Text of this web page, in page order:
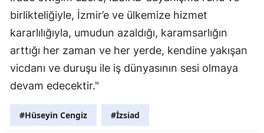
birlikteliğiyle, İzmir’e ve ülkemize hizmet
kararlılığıyla, umudun azaldığı, karamsarlığın
arttığı her zaman ve her yerde, kendine yakışan
vicdanı ve duruşu ile iş dünyasının sesi olmaya
devam edecektir."
#Hüseyin Cengiz #İzsiad